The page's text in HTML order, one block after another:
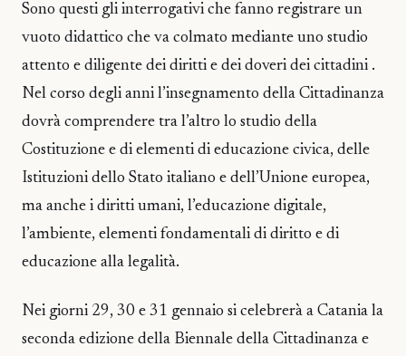
Sono questi gli interrogativi che fanno registrare un
vuoto didattico che va colmato mediante uno studio
attento e diligente dei diritti e dei doveri dei cittadini .
Nel corso degli anni l’insegnamento della Cittadinanza
dovrà comprendere tra l’altro lo studio della
Costituzione e di elementi di educazione civica, delle
Istituzioni dello Stato italiano e dell’Unione europea,
ma anche i diritti umani, l’educazione digitale,
l’ambiente, elementi fondamentali di diritto e di
educazione alla legalità.
Nei giorni 29, 30 e 31 gennaio si celebrerà a Catania la
seconda edizione della Biennale della Cittadinanza e